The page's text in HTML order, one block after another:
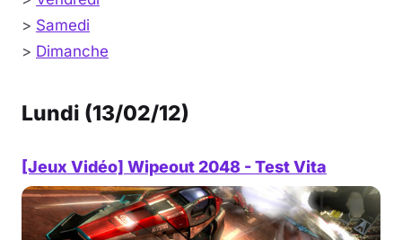
> Samedi
> Dimanche
Lundi (13/02/12)
[Jeux Vidéo] Wipeout 2048 - Test Vita